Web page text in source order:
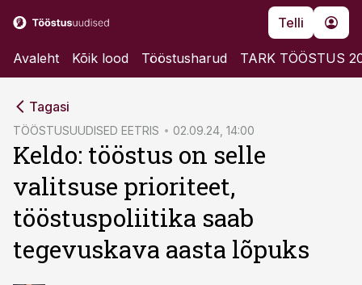
Telli
Avaleht Kõik lood Tööstusharud TARK TÖÖSTUS
Tagasi
TÖÖSTUSUUDISED EETRIS 02.09.24, 14:00
Keldo: tööstus on selle
valitsuse prioriteet,
tööstuspoliitika saab
tegevuskava aasta lõpuks